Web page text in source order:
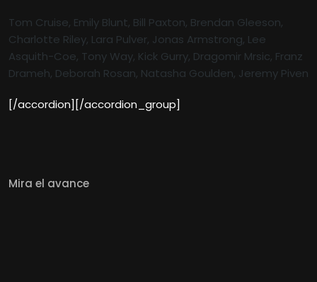
Tom Cruise, Emily Blunt, Bill Paxton, Brendan Gleeson,
Charlotte Riley, Lara Pulver, Jonas Armstrong, Lee
Asquith-Coe, Tony Way, Kick Gurry, Dragomir Mrsic, Franz
Drameh, Deborah Rosan, Natasha Goulden, Jeremy Piven
[/accordion][/accordion_group]
Mira el avance